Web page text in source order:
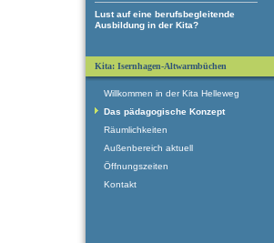
Lust auf eine berufsbegleitende
Ausbildung in der Kita?
Kita: Isernhagen-Altwarmbüchen
Willkommen in der Kita Helleweg
Das pädagogische Konzept
Räumlichkeiten
Außenbereich aktuell
Öffnungszeiten
Kontakt